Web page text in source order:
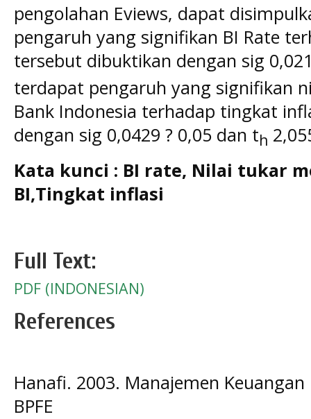
pengolahan Eviews, dapat
pengaruh yang signifikan BI Rate
tersebut dibuktikan dengan sig
terdapat pengaruh yang signifikan
Bank Indonesia terhadap tingkat
dengan sig 0,0429 ? 0,05 dan th
Kata kunci : BI rate, Nilai tukar
BI,Tingkat inflasi
Full Text:
PDF (INDONESIAN)
References
Hanafi. 2003. Manajemen
BPFE